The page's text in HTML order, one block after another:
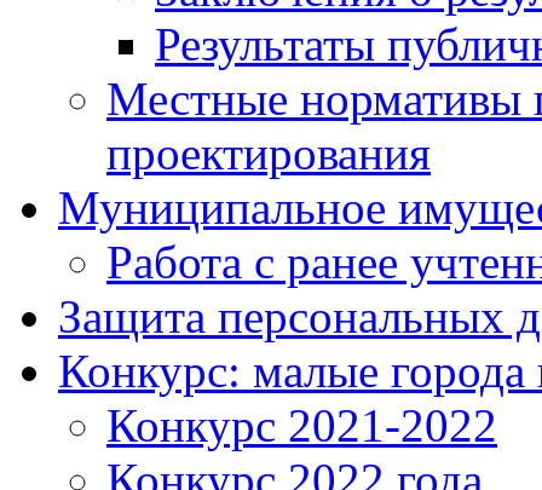
Результаты
Местные нормативы
проектирования
Муниципальное
Работа с ранее
Защита персональных
Конкурс: малые города
Конкурс 2021-2022